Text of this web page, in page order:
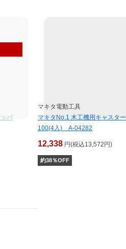
パ
マキタ電動工具
マキタNo.1 木工機用キャスター
100(4入) A-04282
12,338 円(税込13,572円)
約38％OFF